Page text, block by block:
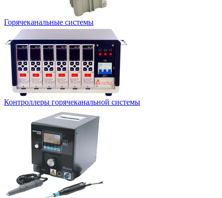
Горячеканальные системы
Контроллеры горячеканальной системы